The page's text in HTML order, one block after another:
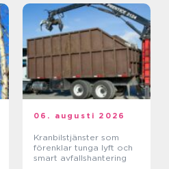
06. augusti 2026
Kranbilstjänster som
förenklar tunga lyft och
smart avfallshantering